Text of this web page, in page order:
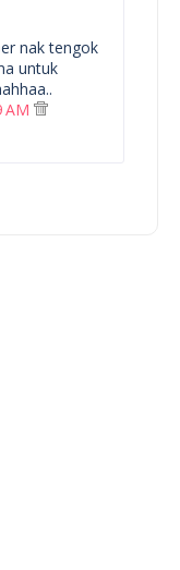
nak tengok
untuk
AM